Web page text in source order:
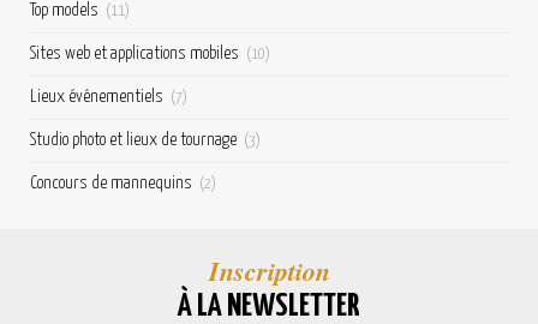
Top models (11)
Sites web et applications mobiles (10)
Lieux événementiels (7)
Studio photo et lieux de tournage (3)
Concours de mannequins (2)
Inscription
À LA NEWSLETTER